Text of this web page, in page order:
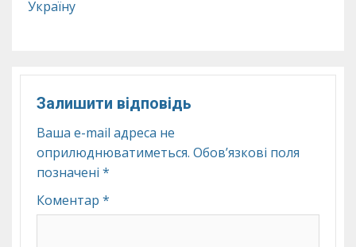
Україну
Залишити відповідь
Ваша e-mail адреса не
оприлюднюватиметься. Обов’язкові поля
позначені *
Коментар *